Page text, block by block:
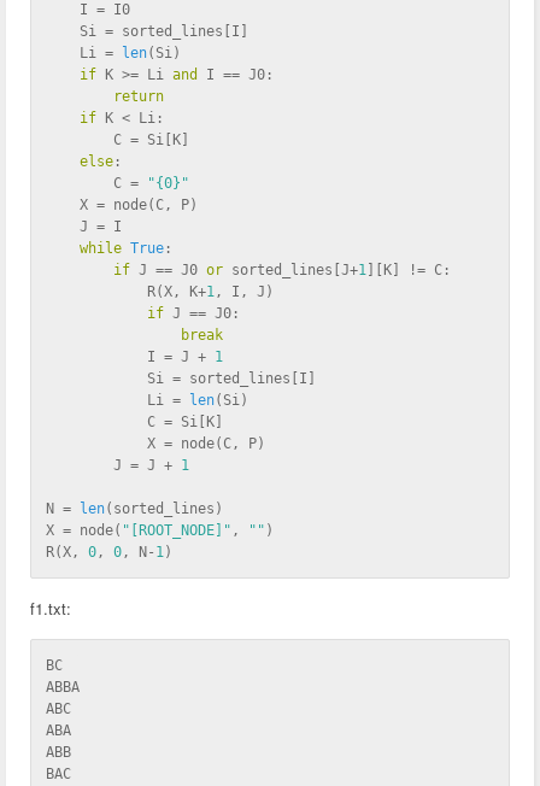
    I = I0
    Si = sorted_lines[I]
    Li =
len(Si)
if K >= Li and
I == J0:
return
if K < Li:
        C = Si[K]
else :
        C =
"{0}"
    X = node(C, P)
    J = I
while True :
if J == J0 or sorted_lines[J+1 ][K] != C:
            R(X, K+
1, I, J)
if J == J0:
break
            I = J +
1
            Si = sorted_lines[I]
            Li =
len(Si)
            C = Si[K]
            X = node(C, P)
        J = J +
1
N = len(sorted_lines)
X = node( "[ROOT_NODE]" , "" )
R(X, 0, 0, N- 1)
f1.txt:
BC
ABBA
ABC
ABA
ABB
BAC